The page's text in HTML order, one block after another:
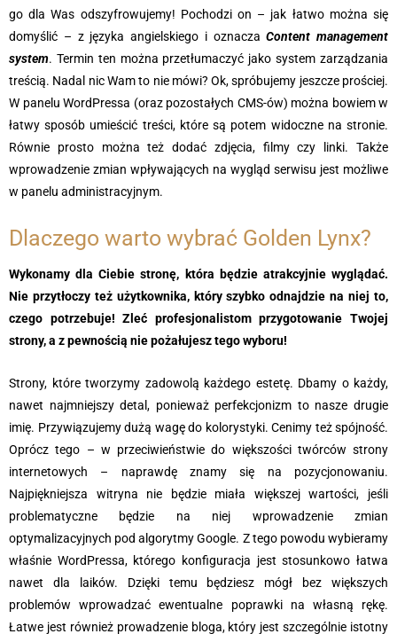
go dla Was odszyfrowujemy! Pochodzi on – jak łatwo można się
domyślić – z języka angielskiego i oznaczaContent management
system. Termin ten można przetłumaczyć jako system zarządzania
treścią. Nadal nic Wam to nie mówi? Ok, spróbujemy jeszcze prościej.
W panelu WordPressa (oraz pozostałych CMS-ów) można bowiem w
łatwy sposób umieścić treści, które są potem widoczne na stronie.
Równie prosto można też dodać zdjęcia, filmy czy linki. Także
wprowadzenie zmian wpływających na wygląd serwisu jest możliwe
w panelu administracyjnym.
Dlaczego warto wybrać Golden Lynx?
Wykonamy dla Ciebie stronę, która będzie atrakcyjnie wyglądać.
Nie przytłoczy też użytkownika, który szybko odnajdzie na niej to,
czego potrzebuje! Zleć profesjonalistom przygotowanie Twojej
strony, a z pewnością nie pożałujesz tego wyboru!
Strony, które tworzymy zadowolą każdego estetę. Dbamy o każdy,
nawet najmniejszy detal, ponieważ perfekcjonizm to nasze drugie
imię. Przywiązujemy dużą wagę do kolorystyki. Cenimy też spójność.
Oprócz tego – w przeciwieństwie do większości twórców strony
internetowych – naprawdę znamy się na pozycjonowaniu.
Najpiękniejsza witryna nie będzie miała większej wartości, jeśli
problematyczne będzie na niej wprowadzenie zmian
optymalizacyjnych pod algorytmy Google. Z tego powodu wybieramy
właśnie WordPressa, którego konfiguracja jest stosunkowo łatwa
nawet dla laików. Dzięki temu będziesz mógł bez większych
problemów wprowadzać ewentualne poprawki na własną rękę.
Łatwe jest również prowadzenie bloga, który jest szczególnie istotny